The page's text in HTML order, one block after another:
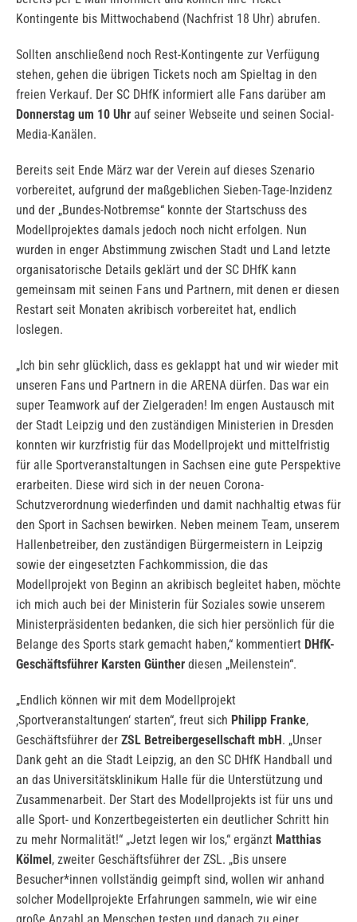
Kontingente bis Mittwochabend (Nachfrist 18 Uhr) abrufen.
Sollten anschließend noch Rest-Kontingente zur Verfügung
stehen, gehen die übrigen Tickets noch am Spieltag in den
freien Verkauf. Der SC DHfK informiert alle Fans darüber am
Donnerstag um 10 Uhr auf seiner Webseite und seinen Social-
Media-Kanälen.
Bereits seit Ende März war der Verein auf dieses Szenario
vorbereitet, aufgrund der maßgeblichen Sieben-Tage-Inzidenz
und der „Bundes-Notbremse“ konnte der Startschuss des
Modellprojektes damals jedoch noch nicht erfolgen. Nun
wurden in enger Abstimmung zwischen Stadt und Land letzte
organisatorische Details geklärt und der SC DHfK kann
gemeinsam mit seinen Fans und Partnern, mit denen er diesen
Restart seit Monaten akribisch vorbereitet hat, endlich
loslegen.
„Ich bin sehr glücklich, dass es geklappt hat und wir wieder mit
unseren Fans und Partnern in die ARENA dürfen. Das war ein
super Teamwork auf der Zielgeraden! Im engen Austausch mit
der Stadt Leipzig und den zuständigen Ministerien in Dresden
konnten wir kurzfristig für das Modellprojekt und mittelfristig
für alle Sportveranstaltungen in Sachsen eine gute Perspektive
erarbeiten. Diese wird sich in der neuen Corona-
Schutzverordnung wiederfinden und damit nachhaltig etwas für
den Sport in Sachsen bewirken. Neben meinem Team, unserem
Hallenbetreiber, den zuständigen Bürgermeistern in Leipzig
sowie der eingesetzten Fachkommission, die das
Modellprojekt von Beginn an akribisch begleitet haben, möchte
ich mich auch bei der Ministerin für Soziales sowie unserem
Ministerpräsidenten bedanken, die sich hier persönlich für die
Belange des Sports stark gemacht haben,“ kommentiert DHfK-
Geschäftsführer Karsten Günther diesen „Meilenstein“.
„Endlich können wir mit dem Modellprojekt
‚Sportveranstaltungen‘ starten“, freut sich Philipp Franke,
Geschäftsführer der ZSL Betreibergesellschaft mbH . „Unser
Dank geht an die Stadt Leipzig, an den SC DHfK Handball und
an das Universitätsklinikum Halle für die Unterstützung und
Zusammenarbeit. Der Start des Modellprojekts ist für uns und
alle Sport- und Konzertbegeisterten ein deutlicher Schritt hin
zu mehr Normalität!“ „Jetzt legen wir los,“ ergänzt Matthias
Kölmel , zweiter Geschäftsführer der ZSL. „Bis unsere
Besucher*innen vollständig geimpft sind, wollen wir anhand
solcher Modellprojekte Erfahrungen sammeln, wie wir eine